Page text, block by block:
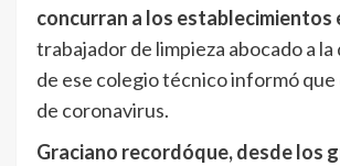
concurran a los establecimientos
trabajador de limpieza abocado a
de ese colegio técnico informó
de coronavirus.
Graciano recordóque, desde los